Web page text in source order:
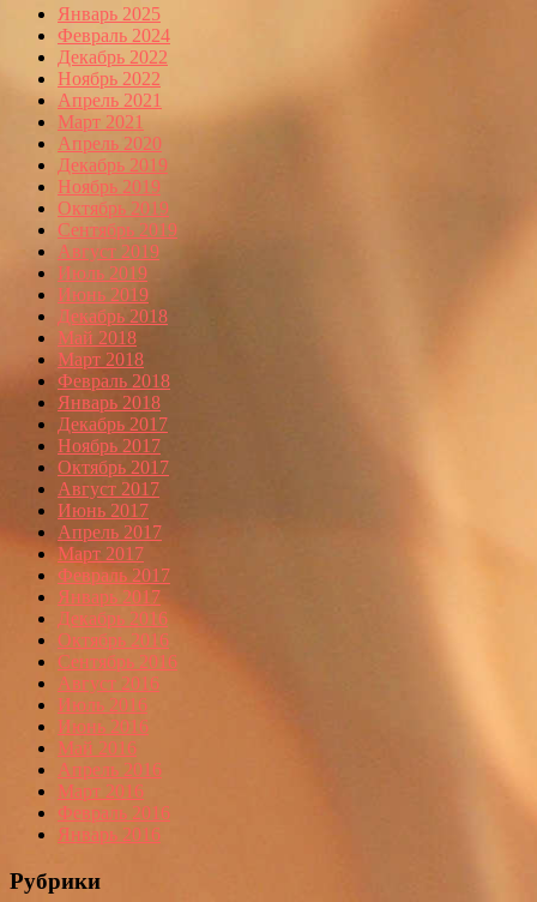
Январь 2025
Февраль 2024
Декабрь 2022
Ноябрь 2022
Апрель 2021
Март 2021
Апрель 2020
Декабрь 2019
Ноябрь 2019
Октябрь 2019
Сентябрь 2019
Август 2019
Июль 2019
Июнь 2019
Декабрь 2018
Май 2018
Март 2018
Февраль 2018
Январь 2018
Декабрь 2017
Ноябрь 2017
Октябрь 2017
Август 2017
Июнь 2017
Апрель 2017
Март 2017
Февраль 2017
Январь 2017
Декабрь 2016
Октябрь 2016
Сентябрь 2016
Август 2016
Июль 2016
Июнь 2016
Май 2016
Апрель 2016
Март 2016
Февраль 2016
Январь 2016
Рубрики